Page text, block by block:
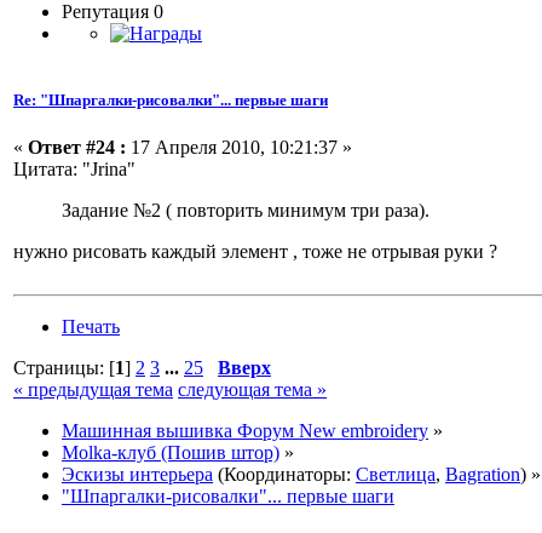
Репутация 0
Re: "Шпаргалки-рисовалки"... первые шаги
« Ответ #24 : 17 Апреля 2010, 10:21:37 »
Цитата: "Jrina"
Задание №2 ( повторить минимум три раза).
нужно рисовать каждый элемент , тоже не отрывая руки ?
Печать
Страницы: [1] 2 3 ... 25
Вверх
« предыдущая тема следующая тема »
Машинная вышивка Форум New embroidery »
Molka-клуб (Пошив штор) »
Эскизы интерьера (Координаторы: Светлица, Bagration) »
"Шпаргалки-рисовалки"... первые шаги